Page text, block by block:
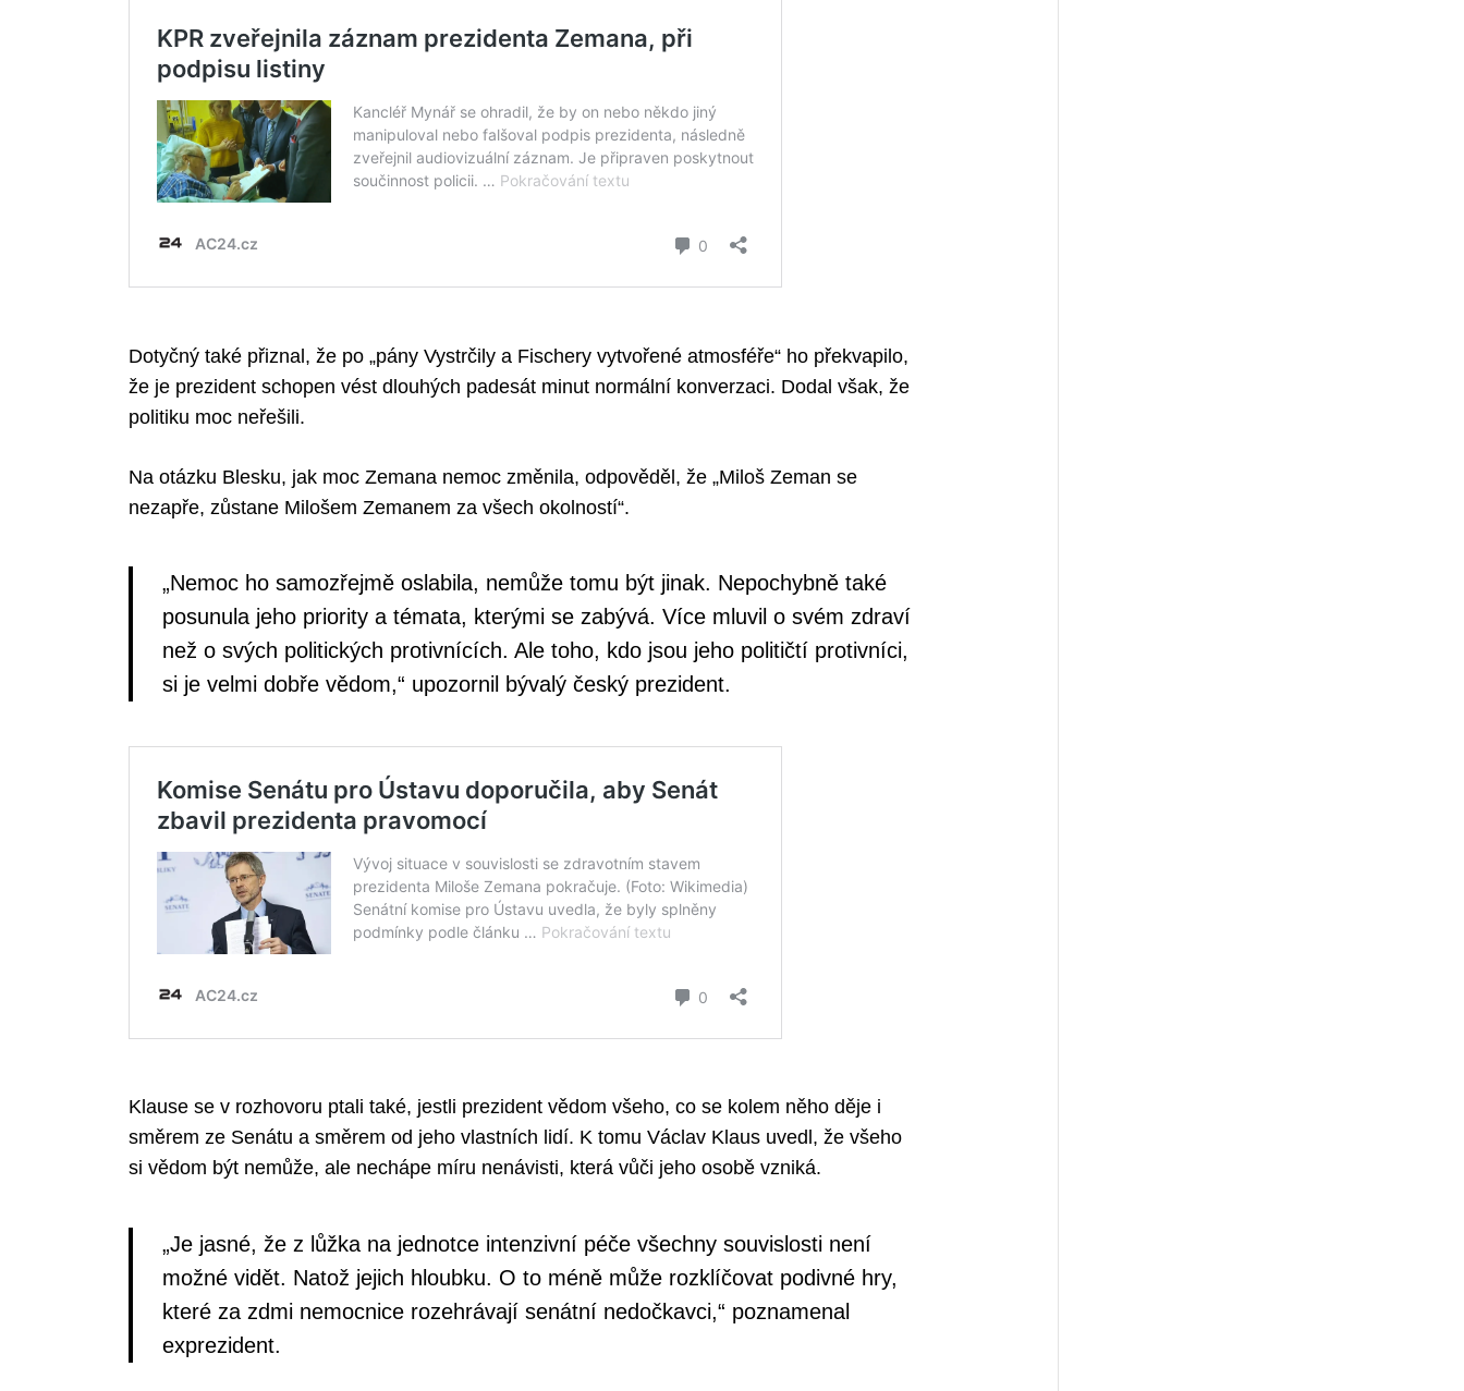
Dotyčný také přiznal, že po „pány Vystrčily a Fischery vytvořené atmosféře“ ho překvapilo,
že je prezident schopen vést dlouhých padesát minut normální konverzaci. Dodal však, že
politiku moc neřešili.
Na otázku Blesku, jak moc Zemana nemoc změnila, odpověděl, že „Miloš Zeman se
nezapře, zůstane Milošem Zemanem za všech okolností“.
„Nemoc ho samozřejmě oslabila, nemůže tomu být jinak. Nepochybně také
posunula jeho priority a témata, kterými se zabývá. Více mluvil o svém zdraví
než o svých politických protivnících. Ale toho, kdo jsou jeho političtí protivníci,
si je velmi dobře vědom,“ upozornil bývalý český prezident.
Klause se v rozhovoru ptali také, jestli prezident vědom všeho, co se kolem něho děje i
směrem ze Senátu a směrem od jeho vlastních lidí. K tomu Václav Klaus uvedl, že všeho
si vědom být nemůže, ale nechápe míru nenávisti, která vůči jeho osobě vzniká.
„Je jasné, že z lůžka na jednotce intenzivní péče všechny souvislosti není
možné vidět. Natož jejich hloubku. O to méně může rozklíčovat podivné hry,
které za zdmi nemocnice rozehrávají senátní nedočkavci,“ poznamenal
exprezident.
Search
for: